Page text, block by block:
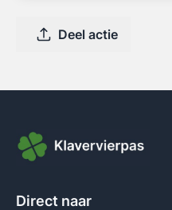
Deel actie
Direct naar